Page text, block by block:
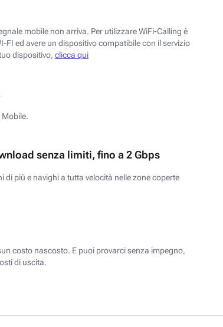
mobile non arriva. Per utilizzare WiFi-Calling è
FI ed avere un dispositivo compatibile con il servizio
dispositivo, clicca qui
Mobile.
senza limiti, fino a 2 Gbps
di più e navighi a tutta velocità nelle zone coperte
costo nascosto. E puoi provarci senza impegno,
di uscita.